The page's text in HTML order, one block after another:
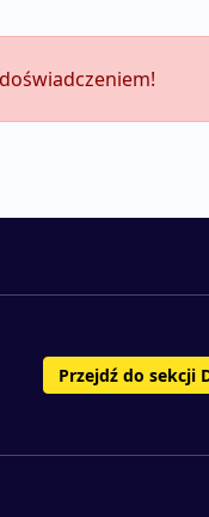
Przejdź do sekcji